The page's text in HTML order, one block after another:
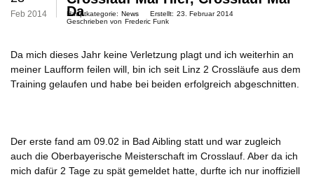
Feb 2014
Da
Hauptkategorie: News Erstellt: 23. Februar 2014
Geschrieben von Frederic Funk
Da mich dieses Jahr keine Verletzung plagt und ich weiterhin an
meiner Laufform feilen will, bin ich seit Linz 2 Crossläufe aus dem
Training gelaufen und habe bei beiden erfolgreich abgeschnitten.
Der erste fand am 09.02 in Bad Aibling statt und war zugleich
auch die Oberbayerische Meisterschaft im Crosslauf. Aber da ich
mich dafür 2 Tage zu spät gemeldet hatte, durfte ich nur inoffiziell